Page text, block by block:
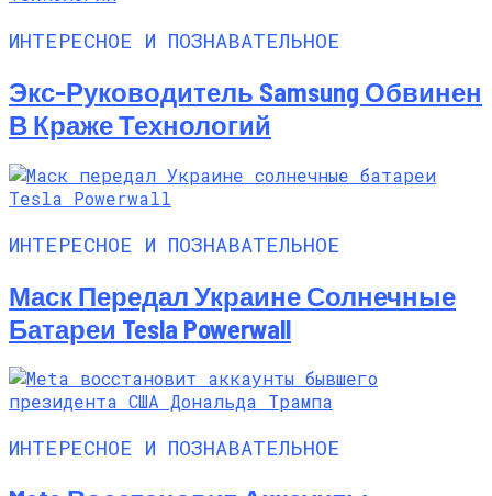
ИНТЕРЕСНОЕ И ПОЗНАВАТЕЛЬНОЕ
Экс-Руководитель Samsung Обвинен
В Краже Технологий
ИНТЕРЕСНОЕ И ПОЗНАВАТЕЛЬНОЕ
Маск Передал Украине Солнечные
Батареи Tesla Powerwall
ИНТЕРЕСНОЕ И ПОЗНАВАТЕЛЬНОЕ